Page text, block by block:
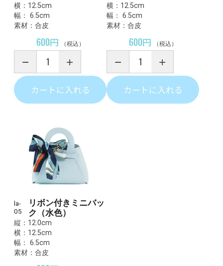
横：12.5cm
幅： 6.5cm
素材：合皮
600円 （税込）
カートに入れる
横：12.5cm
幅： 6.5cm
素材：合皮
600円 （税込）
カートに入れる
la-
05
リボン付きミニバッ
ク（水色）
縦：12.0cm
横：12.5cm
幅： 6.5cm
素材：合皮